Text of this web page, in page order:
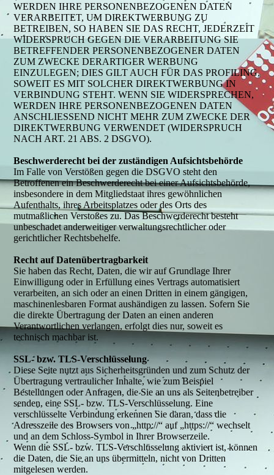
WERDEN IHRE PERSONENBEZOGENEN DATEN
VERARBEITET, UM DIREKTWERBUNG ZU
BETREIBEN, SO HABEN SIE DAS RECHT, JEDERZEIT
WIDERSPRUCH GEGEN DIE VERARBEITUNG SIE
BETREFFENDER PERSONENBEZOGENER DATEN
ZUM ZWECKE DERARTIGER WERBUNG
EINZULEGEN; DIES GILT AUCH FÜR DAS PROFILING,
SOWEIT ES MIT SOLCHER DIREKTWERBUNG IN
VERBINDUNG STEHT. WENN SIE WIDERSPRECHEN,
WERDEN IHRE PERSONENBEZOGENEN DATEN
ANSCHLIESSEND NICHT MEHR ZUM ZWECKE DER
DIREKTWERBUNG VERWENDET (WIDERSPRUCH
NACH ART. 21 ABS. 2 DSGVO).
Beschwerderecht bei der zuständigen Aufsichtsbehörde
Im Falle von Verstößen gegen die DSGVO steht den
Betroffenen ein Beschwerderecht bei einer Aufsichtsbehörde,
insbesondere in dem Mitgliedstaat ihres gewöhnlichen
Aufenthalts, ihres Arbeitsplatzes oder des Orts des
mutmaßlichen Verstoßes zu. Das Beschwerderecht besteht
unbeschadet anderweitiger verwaltungsrechtlicher oder
gerichtlicher Rechtsbehelfe.
Recht auf Datenübertragbarkeit
Sie haben das Recht, Daten, die wir auf Grundlage Ihrer
Einwilligung oder in Erfüllung eines Vertrags automatisiert
verarbeiten, an sich oder an einen Dritten in einem gängigen,
maschinenlesbaren Format aushändigen zu lassen. Sofern Sie
die direkte Übertragung der Daten an einen anderen
Verantwortlichen verlangen, erfolgt dies nur, soweit es
technisch machbar ist.
SSL- bzw. TLS-Verschlüsselung
Diese Seite nutzt aus Sicherheitsgründen und zum Schutz der
Übertragung vertraulicher Inhalte, wie zum Beispiel
Bestellungen oder Anfragen, die Sie an uns als Seitenbetreiber
senden, eine SSL- bzw. TLS-Verschlüsselung. Eine
verschlüsselte Verbindung erkennen Sie daran, dass die
Adresszeile des Browsers von „http://“ auf „https://“ wechselt
und an dem Schloss-Symbol in Ihrer Browserzeile.
Wenn die SSL- bzw. TLS-Verschlüsselung aktiviert ist, können
die Daten, die Sie an uns übermitteln, nicht von Dritten
mitgelesen werden.